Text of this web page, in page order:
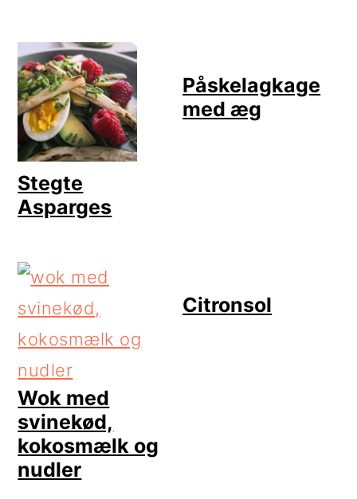
Stegte
Asparges
Påskelagkage
med æg
Wok med
svinekød,
kokosmælk og
nudler
Citronsol